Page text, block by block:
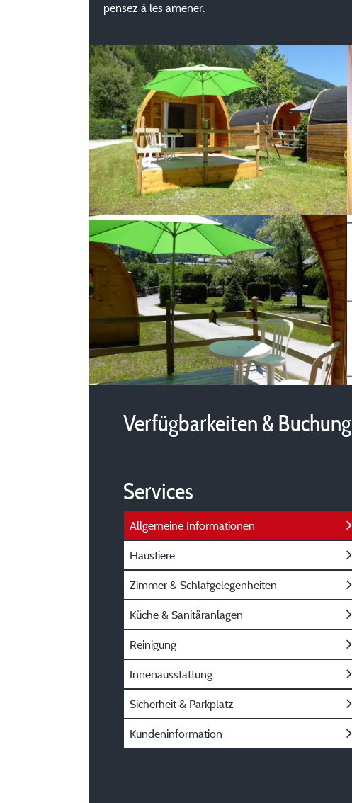
pensez à les amener.
Verfügbarkeiten & Buchung
Services
Allgemeine Informationen
Haustiere
Zimmer & Schlafgelegenheiten
Küche & Sanitäranlagen
Reinigung
Innenausstattung
Sicherheit & Parkplatz
Kundeninformation